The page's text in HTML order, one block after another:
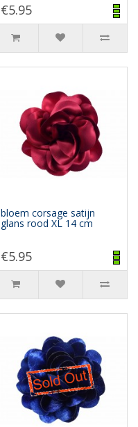
€5.95
bloem corsage satijn
glans rood XL 14 cm
€5.95